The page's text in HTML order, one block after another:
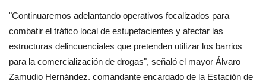
"Continuaremos adelantando operativos focalizados para
combatir el tráfico local de estupefacientes y afectar las
estructuras delincuenciales que pretenden utilizar los barrios
para la comercialización de drogas", señaló el mayor Álvaro
Zamudio Hernández, comandante encargado de la Estación de